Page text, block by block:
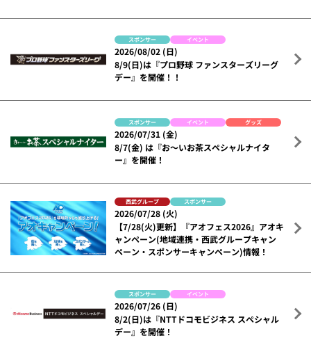
スポンサー イベント
2026/08/02 (日)
8/9(日)は『プロ野球 ファンスターズリーグ
デー』を開催！！
スポンサー イベント グッズ
2026/07/31 (金)
8/7(金) は『お～いお茶スペシャルナイタ
ー』を開催！
西武グループ スポンサー
2026/07/28 (火)
【7/28(火)更新】『アオフェス2026』アオキ
ャンペーン(地域連携・西武グループキャン
ペーン・スポンサーキャンペーン)情報！
スポンサー イベント
2026/07/26 (日)
8/2(日)は『NTTドコモビジネス スペシャル
デー』を開催！